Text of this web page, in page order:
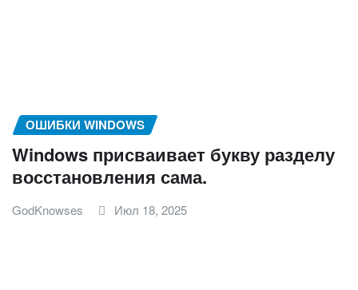
ОШИБКИ WINDOWS
Windows присваивает букву разделу
восстановления сама.
GodKnowses Июл 18, 2025